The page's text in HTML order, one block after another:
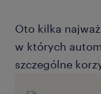
Oto kilka
w których
szczególne